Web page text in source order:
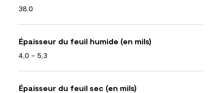
38.0
Épaisseur du feuil humide (en mils)
4,0 - 5,3
Épaisseur du feuil sec (en mils)